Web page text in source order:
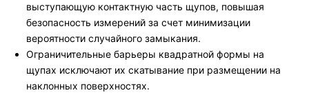
выступающую контактную часть щупов, повышая
безопасность измерений за счет минимизации
вероятности случайного замыкания.
Ограничительные барьеры квадратной формы на
щупах исключают их скатывание при размещении на
наклонных поверхностях.